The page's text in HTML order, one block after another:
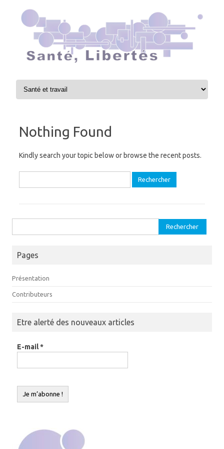
Skip to content
Nothing Found
Kindly search your topic below or browse the recent posts.
Pages
Présentation
Contributeurs
Etre alerté des nouveaux articles
E-mail*